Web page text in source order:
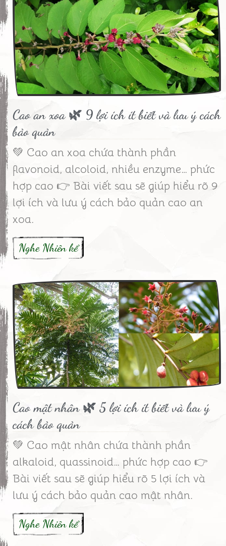
Cao an xoa 🌿 9 lợi ích ít biết và lưu ý cách
bảo quản
💚 Cao an xoa chứa thành phần
flavonoid, alcoloid, nhiều enzyme… phức
hợp cao 👉 Bài viết sau sẽ giúp hiểu rõ 9
lợi ích và lưu ý cách bảo quản cao an
xoa.
Nghe Nhiên kể
Cao mật nhân 🌿 5 lợi ích ít biết và lưu ý
cách bảo quản
💚 Cao mật nhân chứa thành phần
alkaloid, quassinoid… phức hợp cao 👉
Bài viết sau sẽ giúp hiểu rõ 5 lợi ích và
lưu ý cách bảo quản cao mật nhân.
Nghe Nhiên kể